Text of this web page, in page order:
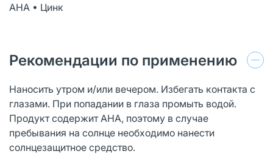
АНА • Цинк
Рекомендации по применению
Наносить утром и/или вечером. Избегать контакта с
глазами. При попадании в глаза промыть водой.
Продукт содержит АНА, поэтому в случае
пребывания на солнце необходимо нанести
солнцезащитное средство.